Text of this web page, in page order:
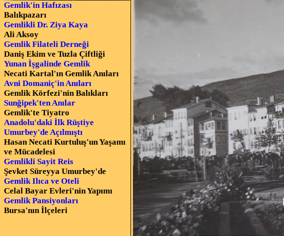
Gemlik'in Hafızası
Balıkpazarı
Gemlikli Dr. Ziya Kaya
Ali Aksoy
Gemlik Filateli Derneği
Daniş Ekim ve Tuzla Çiftliği
Yunan İşgalinde Gemlik
Necati Kartal'ın Gemlik Anıları
Avni Domaniç'in Anıları
Gemlik Körfezi'nin Balıkları
Sunğipek'ten Anılar
Gemlik'te Tiyatro
Anadolu'daki İlk Rüştiye
Umurbey'de Açılmıştı
Hasan Necati Kurtuluş'un Yaşamı
ve Mücadelesi
Gemlikli Sayit Reis
Şevket Süreyya Umurbey'de
Gemlik Ilıca ve Oteli
Celal Bayar Evleri'nin Yapımı
Gemlik Pansiyonları
Bursa'nın İlçeleri